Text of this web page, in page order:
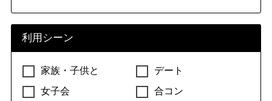
利用シーン
家族・子供と
デート
女子会
合コン